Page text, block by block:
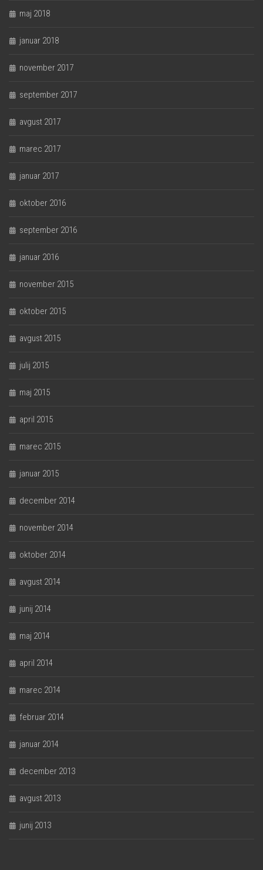
maj 2018
januar 2018
november 2017
september 2017
avgust 2017
marec 2017
januar 2017
oktober 2016
september 2016
januar 2016
november 2015
oktober 2015
avgust 2015
julij 2015
maj 2015
april 2015
marec 2015
januar 2015
december 2014
november 2014
oktober 2014
avgust 2014
junij 2014
maj 2014
april 2014
marec 2014
februar 2014
januar 2014
december 2013
avgust 2013
junij 2013